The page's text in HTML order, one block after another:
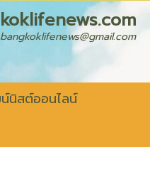
bangkoklifenews@gmail.com
นิสต์ออนไลน์